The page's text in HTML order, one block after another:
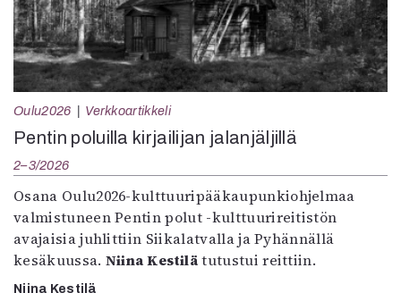
Oulu2026 Verkkoartikkeli
Pentin poluilla kirjailijan jalanjäljillä
2–3/2026
Osana Oulu2026-kulttuuripääkaupunkiohjelmaa
valmistuneen Pentin polut -kulttuurireitistön
avajaisia juhlittiin Siikalatvalla ja Pyhännällä
kesäkuussa. Niina Kestilätutustui reittiin.
Niina Kestilä